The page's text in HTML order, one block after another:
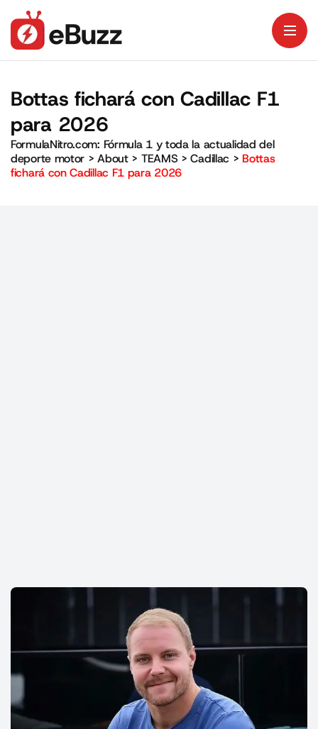
Bottas fichará con Cadillac F1
para 2026
FormulaNitro.com: Fórmula 1 y toda la actualidad del
deporte motor >About> TEAMS >Cadillac > Bottas
fichará con Cadillac F1 para 2026